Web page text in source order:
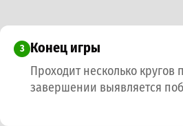
3 Конец игры
Проходит несколько кругов
завершении выявляется